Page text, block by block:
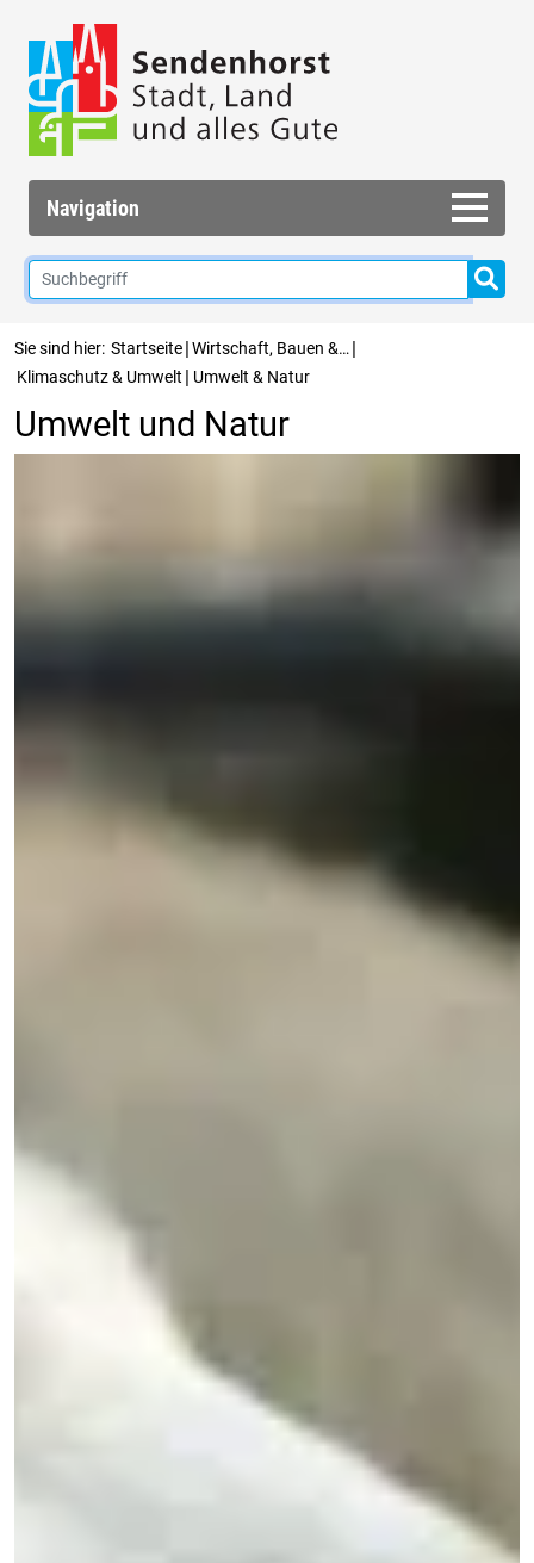
Navigation
Sie sind hier: Startseite|Wirtschaft, Bauen &…|
Klimaschutz & Umwelt | Umwelt & Natur
Umwelt und Natur